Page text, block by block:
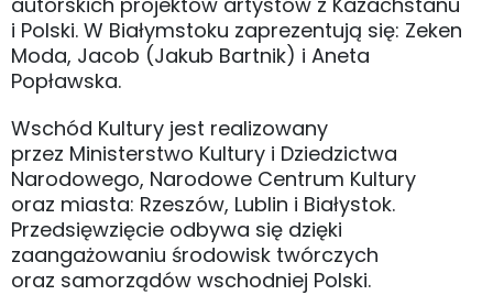
i Polski. W Białymstoku zaprezentują się: Zeken
Moda, Jacob (Jakub Bartnik) i Aneta
Popławska.
Wschód Kultury jest realizowany
przez Ministerstwo Kultury i Dziedzictwa
Narodowego, Narodowe Centrum Kultury
oraz miasta: Rzeszów, Lublin i Białystok.
Przedsięwzięcie odbywa się dzięki
zaangażowaniu środowisk twórczych
oraz samorządów wschodniej Polski.